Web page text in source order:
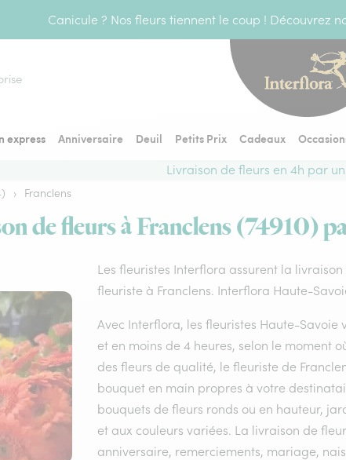
Canicule ? Nos fleurs tiennent le coup ! Découvrez
express Anniversaire Deuil Petits Prix Cadeaux
Livraison de fleurs en 4h par
› Franclens
de fleurs à Franclens (74910)
Les fleuristes Interflora assurent la
fleuriste à Franclens. Interflora Haute-
Avec Interflora, les fleuristes Haute-Savoie
et en moins de 4 heures, selon le moment
des fleurs de qualité, le fleuriste de
bouquet en main propres à votre
bouquets de fleurs ronds ou en hauteur,
et aux couleurs variées. La livraison de
anniversaire, remerciements, mariage,